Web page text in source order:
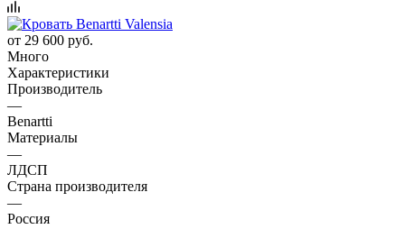
от 29 600 руб.
Много
Характеристики
Производитель
—
Benartti
Материалы
—
ЛДСП
Страна производителя
—
Россия